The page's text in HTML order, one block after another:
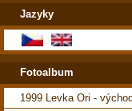
Jazyky
Fotoalbum
1999 Levka Ori -